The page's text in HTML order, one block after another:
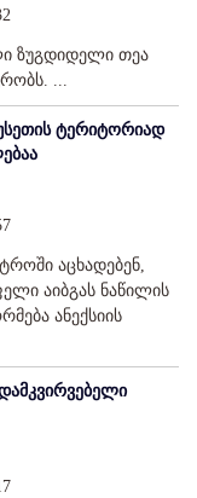
ზუგდიდელი თეა
...
ტერიტორიად
აცხადებენ,
აიბგას ნაწილის
ანექსიის